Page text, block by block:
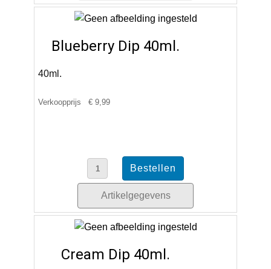
Blueberry Dip 40ml.
40ml.
Verkoopprijs € 9,99
Artikelgegevens
Cream Dip 40ml.